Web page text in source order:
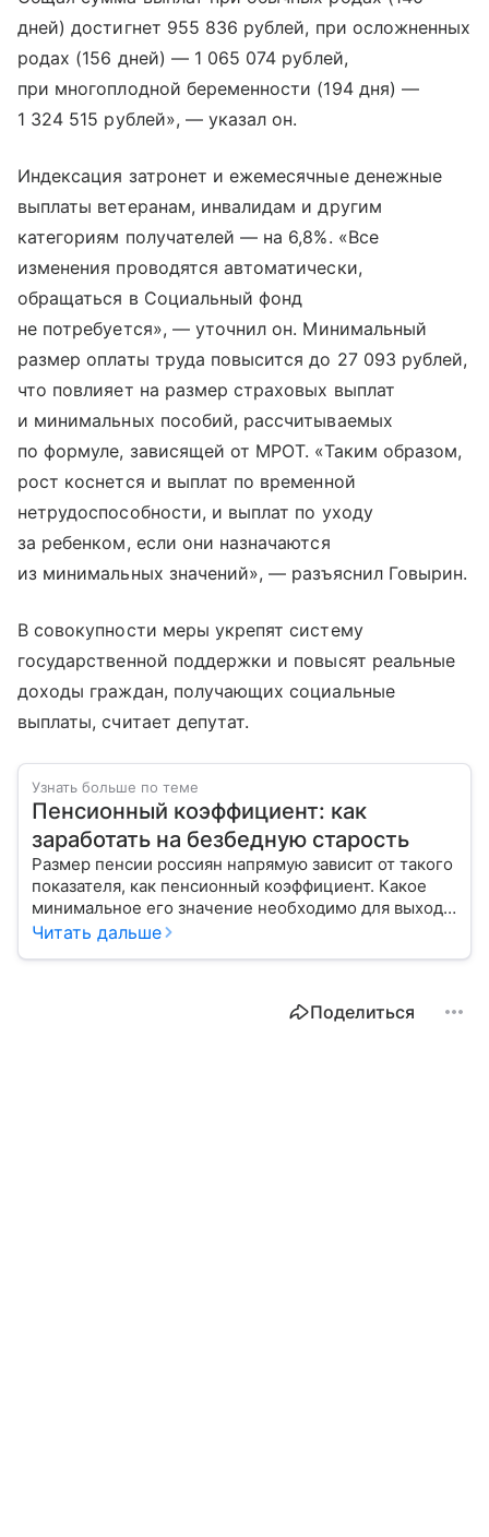
дней) достигнет 955 836 рублей, при осложненных
родах (156 дней) — 1 065 074 рублей,
при многоплодной беременности (194 дня) —
1 324 515 рублей», — указал он.
Индексация затронет и ежемесячные денежные
выплаты ветеранам, инвалидам и другим
категориям получателей — на 6,8%. «Все
изменения проводятся автоматически,
обращаться в Социальный фонд
не потребуется», — уточнил он. Минимальный
размер оплаты труда повысится до 27 093 рублей,
что повлияет на размер страховых выплат
и минимальных пособий, рассчитываемых
по формуле, зависящей от МРОТ. «Таким образом,
рост коснется и выплат по временной
нетрудоспособности, и выплат по уходу
за ребенком, если они назначаются
из минимальных значений», — разъяснил Говырин.
В совокупности меры укрепят систему
государственной поддержки и повысят реальные
доходы граждан, получающих социальные
выплаты, считает депутат.
Узнать больше по теме
Пенсионный коэффициент: как
заработать на безбедную старость
Размер пенсии россиян напрямую зависит от такого
показателя, как пенсионный коэффициент. Какое
минимальное его значение необходимо для выхода
на заслуженный отдых, расскажем в материале с
Читать дальше
Поделиться